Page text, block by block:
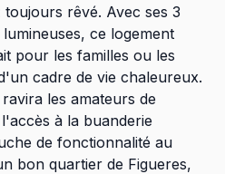
rêvé. Avec ses 3
ce logement
pour les familles ou les
cadre de vie chaleureux.
les amateurs de
à la buanderie
de fonctionnalité au
bon quartier de Figueres,